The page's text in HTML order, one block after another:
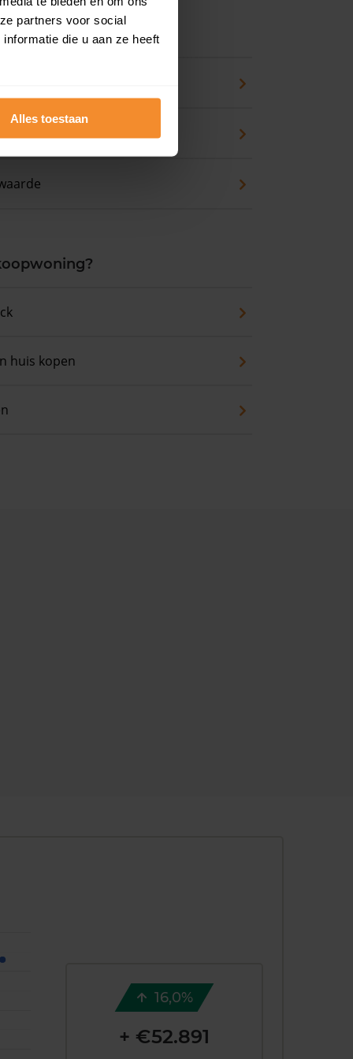
partners voor social
die u aan ze heeft
Alles toestaan
huis kopen
16,0%
+ €52.891